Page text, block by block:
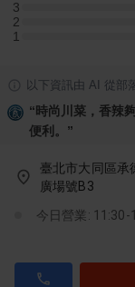
3
3 星：0 則評論
2
2 星：0 則評論
1
1 星：0 則評論
以下資訊由 AI 從部
“ 時尚川菜，香辣
便利。 ”
臺北市大同區承
廣場號B3
今日營業: 11:30-